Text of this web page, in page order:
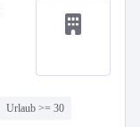
Urlaub >= 30